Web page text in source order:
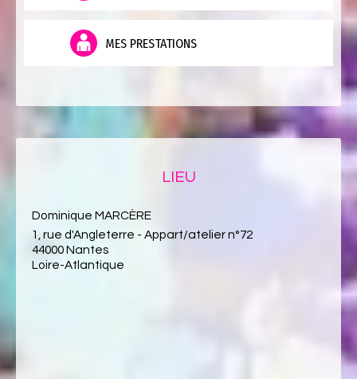
MES PRESTATIONS
LIEU
Dominique MARCÈRE
1, rue d'Angleterre - Appart/atelier n°72
44000 Nantes
Loire-Atlantique